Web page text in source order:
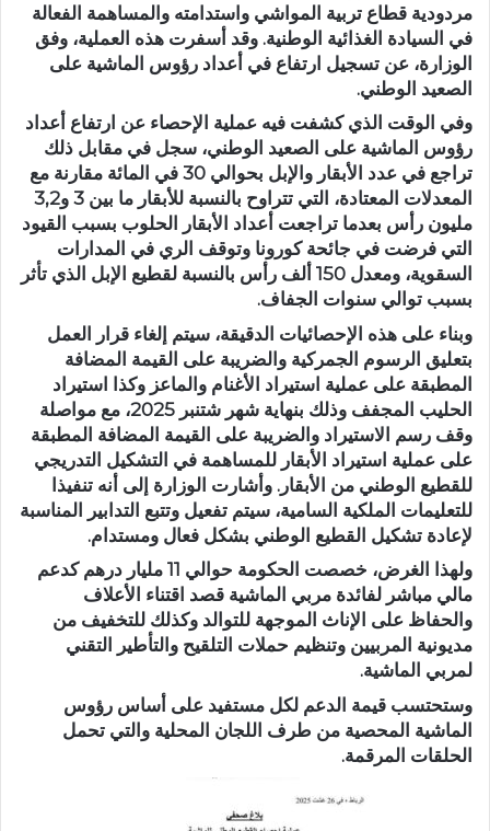
مردودية قطاع تربية المواشي واستدامته والمساهمة الفعالة
في السيادة الغذائية الوطنية. وقد أسفرت هذه العملية، وفق
الوزارة، عن تسجيل ارتفاع في أعداد رؤوس الماشية على
الصعيد الوطني.
وفي الوقت الذي كشفت فيه عملية الإحصاء عن ارتفاع أعداد
رؤوس الماشية على الصعيد الوطني، سجل في مقابل ذلك
تراجع في عدد الأبقار والإبل بحوالي 30 في المائة مقارنة مع
المعدلات المعتادة، التي تتراوح بالنسبة للأبقار ما بين 3 و3,2
مليون رأس بعدما تراجعت أعداد الأبقار الحلوب بسبب القيود
التي فرضت في جائحة كورونا وتوقف الري في المدارات
السقوية، ومعدل 150 ألف رأس بالنسبة لقطيع الإبل الذي تأثر
بسبب توالي سنوات الجفاف.
وبناء على هذه الإحصائيات الدقيقة، سيتم إلغاء قرار العمل
بتعليق الرسوم الجمركية والضريبة على القيمة المضافة
المطبقة على عملية استيراد الأغنام والماعز وكذا استيراد
الحليب المجفف وذلك بنهاية شهر شتنبر 2025، مع مواصلة
وقف رسم الاستيراد والضريبة على القيمة المضافة المطبقة
على عملية استيراد الأبقار للمساهمة في التشكيل التدريجي
للقطيع الوطني من الأبقار. وأشارت الوزارة إلى أنه تنفيذا
للتعليمات الملكية السامية، سيتم تفعيل وتتبع التدابير المناسبة
لإعادة تشكيل القطيع الوطني بشكل فعال ومستدام.
ولهذا الغرض، خصصت الحكومة حوالي 11 مليار درهم كدعم
مالي مباشر لفائدة مربي الماشية قصد اقتناء الأعلاف
والحفاظ على الإناث الموجهة للتوالد وكذلك للتخفيف من
مديونية المربيين وتنظيم حملات التلقيح والتأطير التقني
لمربي الماشية.
وستحتسب قيمة الدعم لكل مستفيد على أساس رؤوس
الماشية المحصية من طرف اللجان المحلية والتي تحمل
الحلقات المرقمة.